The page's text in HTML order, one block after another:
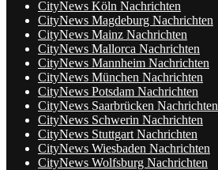
CityNews Köln Nachrichten
CityNews Magdeburg Nachrichten
CityNews Mainz Nachrichten
CityNews Mallorca Nachrichten
CityNews Mannheim Nachrichten
CityNews München Nachrichten
CityNews Potsdam Nachrichten
CityNews Saarbrücken Nachrichten
CityNews Schwerin Nachrichten
CityNews Stuttgart Nachrichten
CityNews Wiesbaden Nachrichten
CityNews Wolfsburg Nachrichten